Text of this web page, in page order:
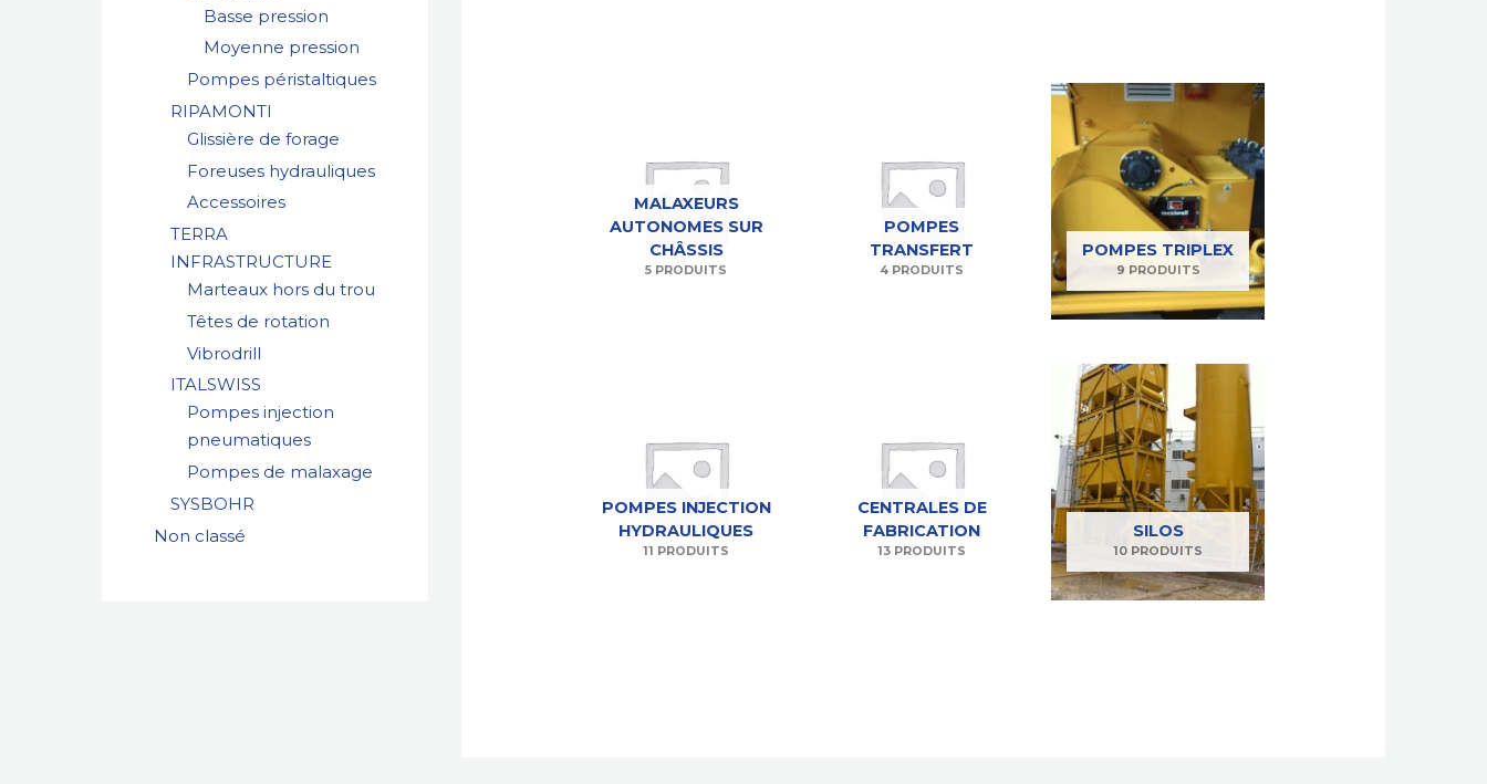
Basse pression
Moyenne pression
Pompes péristaltiques
RIPAMONTI
Glissière de forage
Foreuses hydrauliques
Accessoires
TERRA
INFRASTRUCTURE
Marteaux hors du trou
Têtes de rotation
Vibrodrill
ITALSWISS
Pompes injection
pneumatiques
Pompes de malaxage
SYSBOHR
Non classé
MALAXEURS
AUTONOMES SUR
CHÂSSIS
5 PRODUITS
POMPES
TRANSFERT
4 PRODUITS
POMPES TRIPLEX
9 PRODUITS
POMPES INJECTION
HYDRAULIQUES
11 PRODUITS
CENTRALES DE
FABRICATION
13 PRODUITS
SILOS
10 PRODUITS